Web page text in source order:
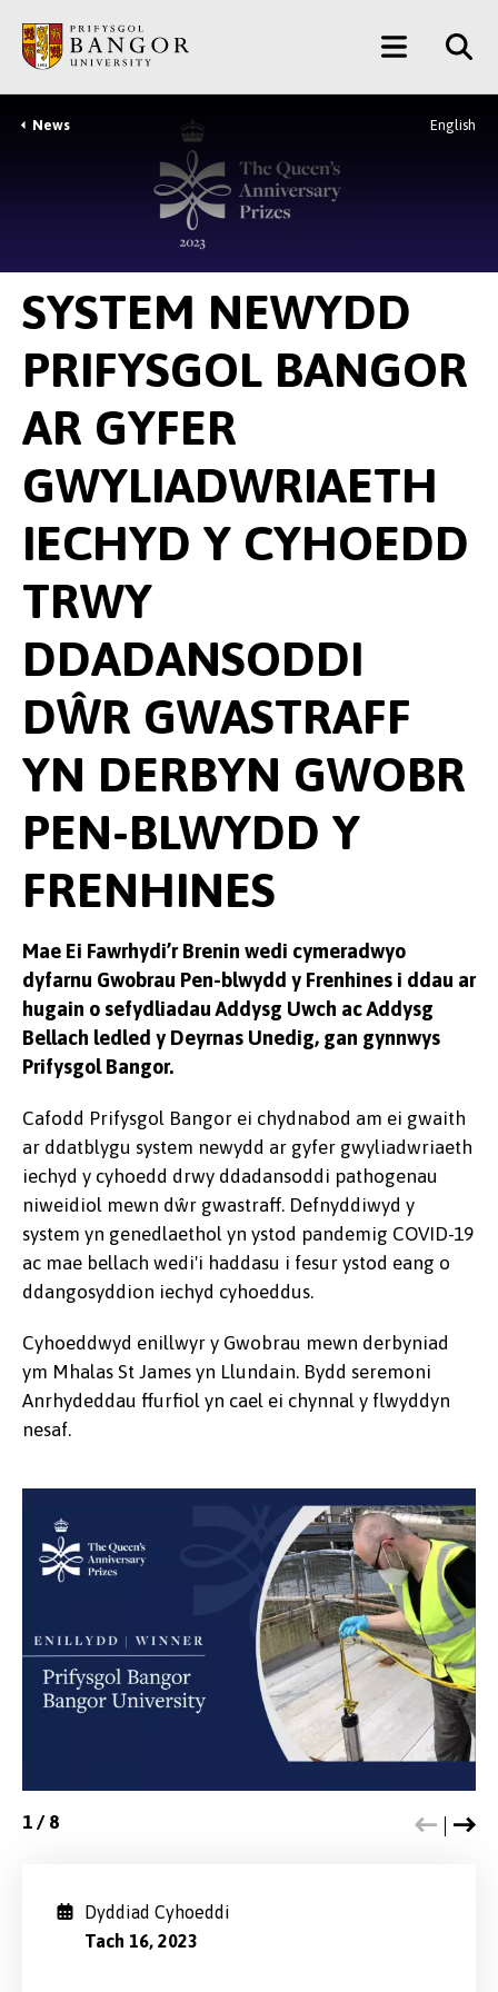
Prif
Gynnwys
Main
Menu
Breadcrumb
News English
SYSTEM NEWYDD
PRIFYSGOL BANGOR
AR GYFER
GWYLIADWRIAETH
IECHYD Y CYHOEDD
TRWY
DDADANSODDI
DŴR GWASTRAFF
YN DERBYN GWOBR
PEN-BLWYDD Y
FRENHINES
Mae Ei Fawrhydi’r Brenin wedi cymeradwyo
dyfarnu Gwobrau Pen-blwydd y Frenhines i ddau ar
hugain o sefydliadau Addysg Uwch ac Addysg
Bellach ledled y Deyrnas Unedig, gan gynnwys
Prifysgol Bangor.
Cafodd Prifysgol Bangor ei chydnabod am ei gwaith
ar ddatblygu system newydd ar gyfer gwyliadwriaeth
iechyd y cyhoedd drwy ddadansoddi pathogenau
niweidiol mewn dŵr gwastraff. Defnyddiwyd y
system yn genedlaethol yn ystod pandemig COVID-19
ac mae bellach wedi'i haddasu i fesur ystod eang o
ddangosyddion iechyd cyhoeddus.
Cyhoeddwyd enillwyr y Gwobrau mewn derbyniad
ym Mhalas St James yn Llundain. Bydd seremoni
Anrhydeddau ffurfiol yn cael ei chynnal y flwyddyn
nesaf.
1 / 8
Dyddiad Cyhoeddi
Tach 16, 2023